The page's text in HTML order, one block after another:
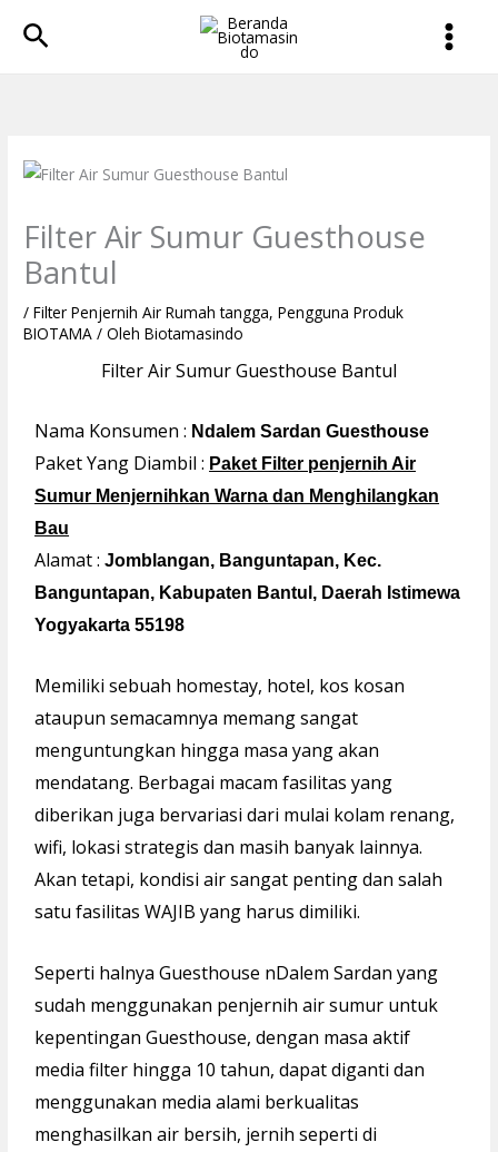
Cari
Filter Air Sumur Guesthouse
Bantul
/Filter Penjernih Air Rumah tangga,Pengguna Produk
BIOTAMA / OlehBiotamasindo
Filter Air Sumur Guesthouse Bantul
Nama Konsumen : Ndalem Sardan Guesthouse
Paket Yang Diambil : Paket Filter penjernih Air
Sumur Menjernihkan Warna dan Menghilangkan
Bau
Alamat :Jomblangan, Banguntapan, Kec.
Banguntapan, Kabupaten Bantul, Daerah Istimewa
Yogyakarta 55198
Memiliki sebuah homestay, hotel, kos kosan
ataupun semacamnya memang sangat
menguntungkan hingga masa yang akan
mendatang. Berbagai macam fasilitas yang
diberikan juga bervariasi dari mulai kolam renang,
wifi, lokasi strategis dan masih banyak lainnya.
Akan tetapi, kondisi air sangat penting dan salah
satu fasilitas WAJIB yang harus dimiliki.
Seperti halnya Guesthouse nDalem Sardan yang
sudah menggunakan penjernih air sumur untuk
kepentingan Guesthouse, dengan masa aktif
media filter hingga 10 tahun, dapat diganti dan
menggunakan media alami berkualitas
menghasilkan air bersih, jernih seperti di